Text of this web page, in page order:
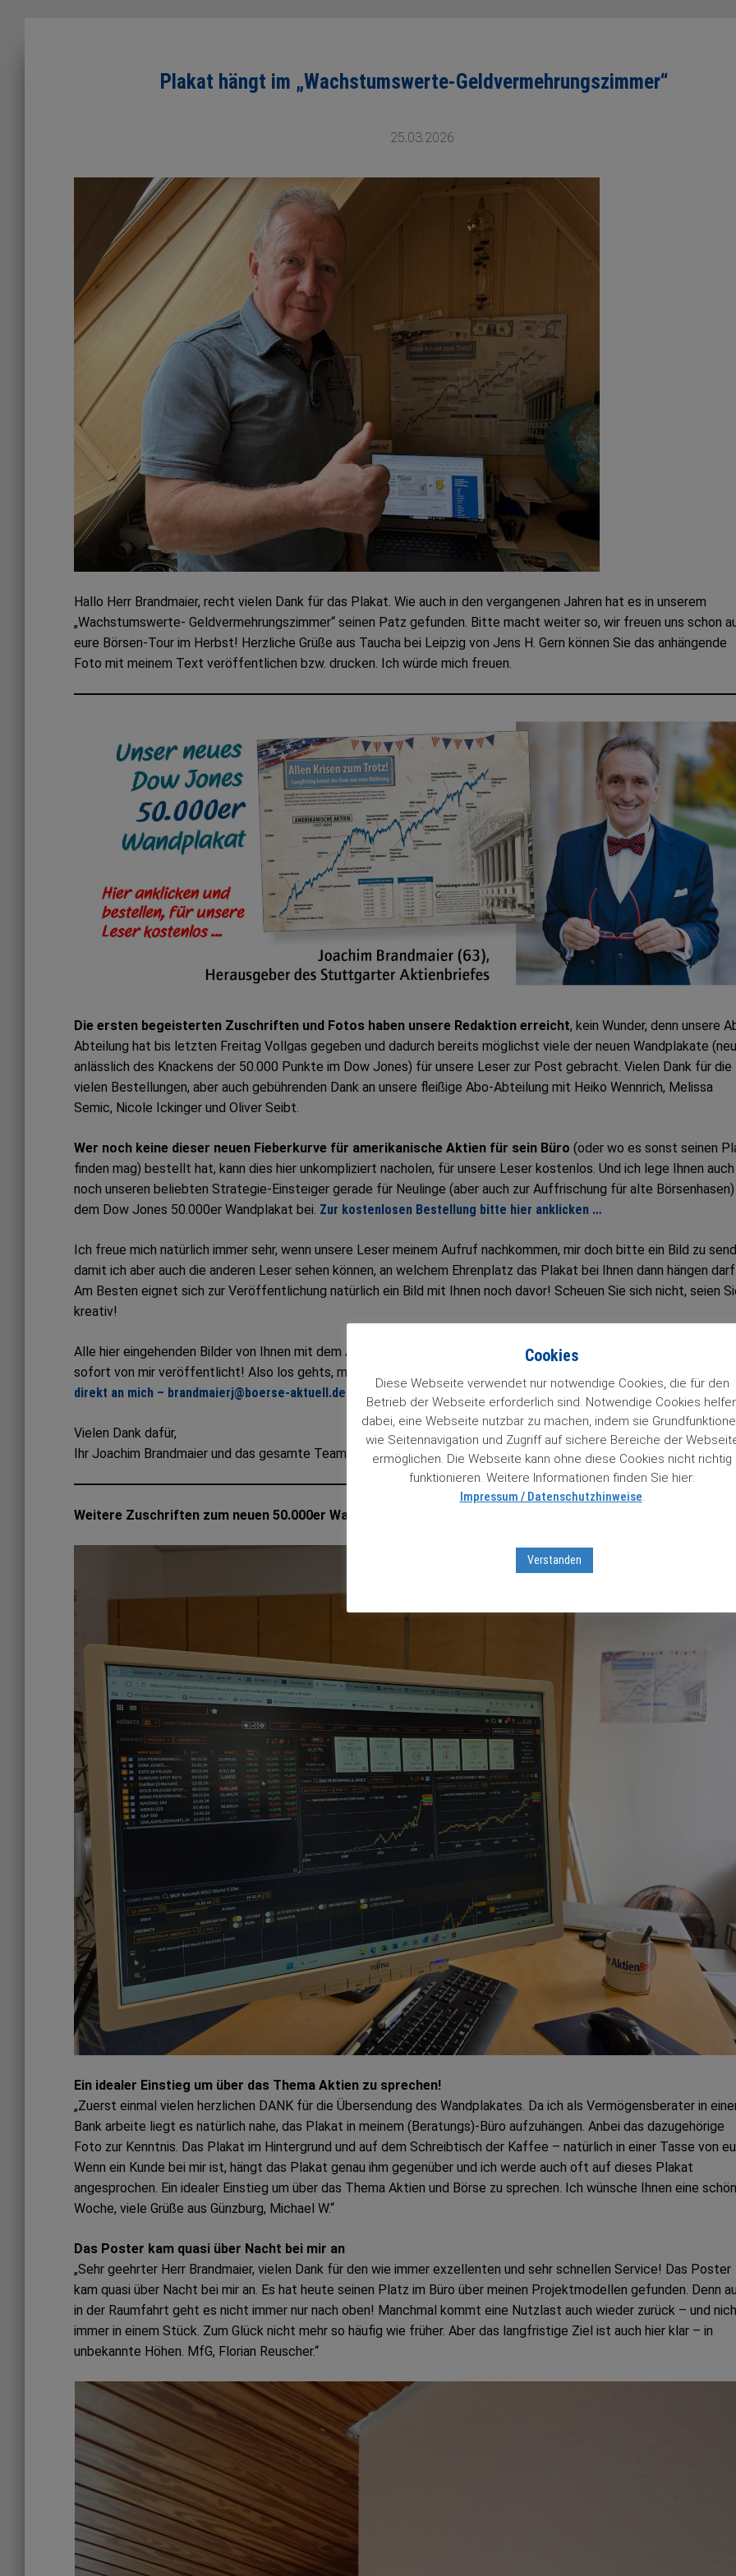
Plakat hängt im „Wachstumswerte-Geldvermehrungszimmer“
25.03.2026
Hallo Herr Brandmaier, recht vielen Dank für das Plakat. Wie auch in den vergangenen Jahren hat es in unserem
„Wachstumswerte- Geldvermehrungszimmer“ seinen Patz gefunden. Bitte macht weiter so, wir freuen uns schon
eure Börsen-Tour im Herbst! Herzliche Grüße aus Taucha bei Leipzig von Jens H. Gern können Sie das anhängende
Foto mit meinem Text veröffentlichen bzw. drucken. Ich würde mich freuen.
Die ersten begeisterten Zuschriften und Fotos haben unsere Redaktion erreicht, kein Wunder, denn unsere
Abteilung hat bis letzten Freitag Vollgas gegeben und dadurch bereits möglichst viele der neuen Wandplakate (neu
anlässlich des Knackens der 50.000 Punkte im Dow Jones) für unsere Leser zur Post gebracht. Vielen Dank für die
vielen Bestellungen, aber auch gebührenden Dank an unsere fleißige Abo-Abteilung mit Heiko Wennrich, Melissa
Semic, Nicole Ickinger und Oliver Seibt.
Wer noch keine dieser neuen Fieberkurve für amerikanische Aktien für sein Büro (oder wo es sonst seinen
finden mag) bestellt hat, kann dies hier unkompliziert nacholen, für unsere Leser kostenlos. Und ich lege Ihnen auch
noch unseren beliebten Strategie-Einsteiger gerade für Neulinge (aber auch zur Auffrischung für alte Börsenhasen)
dem Dow Jones 50.000er Wandplakat bei. Zur kostenlosen Bestellung bitte hier anklicken …
Ich freue mich natürlich immer sehr, wenn unsere Leser meinem Aufruf nachkommen, mir doch bitte ein Bild zu
damit ich aber auch die anderen Leser sehen können, an welchem Ehrenplatz das Plakat bei Ihnen dann hängen darf.
Am Besten eignet sich zur Veröffentlichung natürlich ein Bild mit Ihnen noch davor! Scheuen Sie sich nicht, seien
kreativ!
Alle hier eingehenden Bilder von Ihnen mit dem Aufhängeplatz des neuen Wandplakates werden auf dieser Seite
sofort von mir veröffentlicht! Also los gehts, machen Sie ein Foto von Ihnen und dem Wandplakat und
direkt an mich – brandmaierj@boerse-aktuell.de …
Vielen Dank dafür,
Ihr Joachim Brandmaier und das gesamte Team aus Stuttgart
Weitere Zuschriften zum neuen 50.000er Wandplakat:
Ein idealer Einstieg um über das Thema Aktien zu sprechen!
„Zuerst einmal vielen herzlichen DANK für die Übersendung des Wandplakates. Da ich als Vermögensberater in
Bank arbeite liegt es natürlich nahe, das Plakat in meinem (Beratungs)-Büro aufzuhängen. Anbei das dazugehörige
Foto zur Kenntnis. Das Plakat im Hintergrund und auf dem Schreibtisch der Kaffee – natürlich in einer Tasse von
Wenn ein Kunde bei mir ist, hängt das Plakat genau ihm gegenüber und ich werde auch oft auf dieses Plakat
angesprochen. Ein idealer Einstieg um über das Thema Aktien und Börse zu sprechen. Ich wünsche Ihnen eine
Woche, viele Grüße aus Günzburg, Michael W.“
Das Poster kam quasi über Nacht bei mir an
„Sehr geehrter Herr Brandmaier, vielen Dank für den wie immer exzellenten und sehr schnellen Service! Das Poster
kam quasi über Nacht bei mir an. Es hat heute seinen Platz im Büro über meinen Projektmodellen gefunden. Denn
in der Raumfahrt geht es nicht immer nur nach oben! Manchmal kommt eine Nutzlast auch wieder zurück – und
immer in einem Stück. Zum Glück nicht mehr so häufig wie früher. Aber das langfristige Ziel ist auch hier klar – in
unbekannte Höhen. MfG, Florian Reuscher.“
Cookies
Diese Webseite verwendet nur notwendige Cookies, die für den
Betrieb der Webseite erforderlich sind. Notwendige Cookies
dabei, eine Webseite nutzbar zu machen, indem sie
wie Seitennavigation und Zugriff auf sichere Bereiche der
ermöglichen. Die Webseite kann ohne diese Cookies nicht richtig
funktionieren. Weitere Informationen finden Sie hier:
Impressum / Datenschutzhinweise.
Verstanden